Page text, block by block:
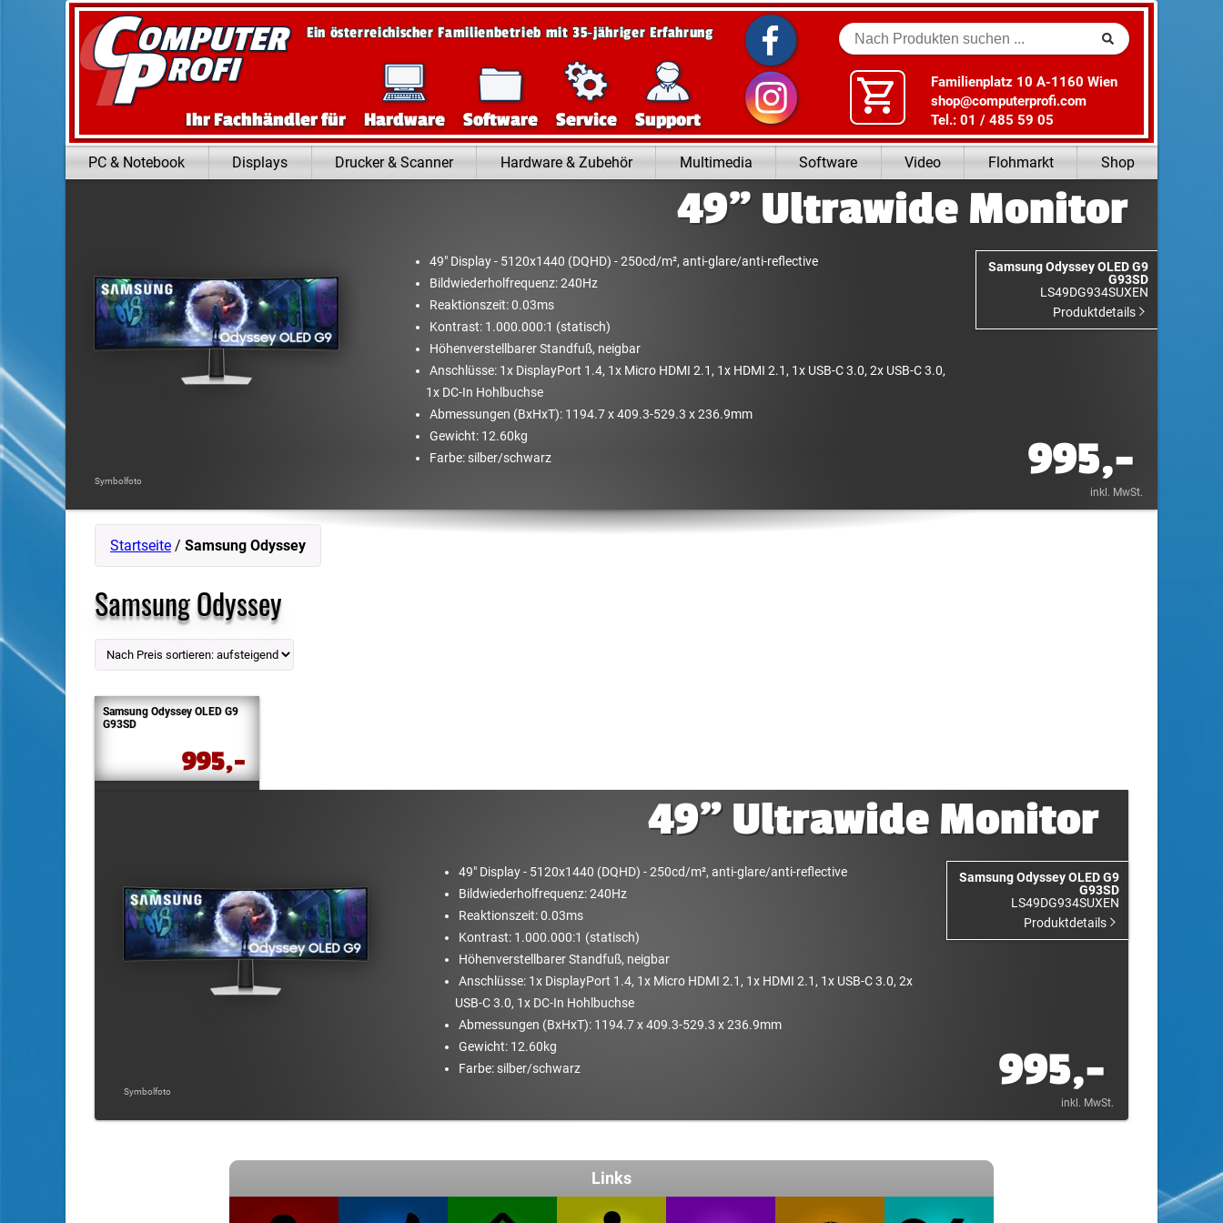
Zum Inhalt springen
Ein österreichischer Familienbetrieb mit 35‑jähriger Erfahrung
Ihr Fachhändler für Hardware Software Service Support
Suche
Familienplatz 10 A-1160 Wien
shop@computerprofi.com
Tel.: 01 / 485 59 05
PC & Notebook Displays Drucker & Scanner Hardware & Zubehör Multimedia Software Video Flohmarkt Shop
Symbolfoto
49" Ultrawide Monitor
49" Display - 5120x1440 (DQHD) - 250cd/​m², anti-glare/​anti-reflective
Bildwiederholfrequenz: 240Hz
Reaktionszeit: 0.03ms
Kontrast: 1.000.000:1 (statisch)
Höhenverstellbarer Standfuß, neigbar
Anschlüsse: 1x DisplayPort 1.4, 1x Micro HDMI 2.1, 1x HDMI 2.1, 1x USB-C 3.0, 2x USB-C 3.0,
1x DC-In Hohlbuchse
Abmessungen (BxHxT): 1194.7 x 409.3-529.3 x 236.9mm
Gewicht: 12.60kg
Farbe: silber/​schwarz
Samsung Odyssey OLED G9
G93SD
LS49DG934SUXEN
Produktdetails
995,-
inkl. MwSt.
Startseite / Samsung Odyssey
Samsung Odyssey
Samsung Odyssey OLED G9
G93SD
995,-
Symbolfoto
49" Ultrawide Monitor
49" Display - 5120x1440 (DQHD) - 250cd/​m², anti-glare/​anti-reflective
Bildwiederholfrequenz: 240Hz
Reaktionszeit: 0.03ms
Kontrast: 1.000.000:1 (statisch)
Höhenverstellbarer Standfuß, neigbar
Anschlüsse: 1x DisplayPort 1.4, 1x Micro HDMI 2.1, 1x HDMI 2.1, 1x USB-C 3.0, 2x
USB-C 3.0, 1x DC-In Hohlbuchse
Abmessungen (BxHxT): 1194.7 x 409.3-529.3 x 236.9mm
Gewicht: 12.60kg
Farbe: silber/​schwarz
Samsung Odyssey OLED G9
G93SD
LS49DG934SUXEN
Produktdetails
995,-
inkl. MwSt.
Links